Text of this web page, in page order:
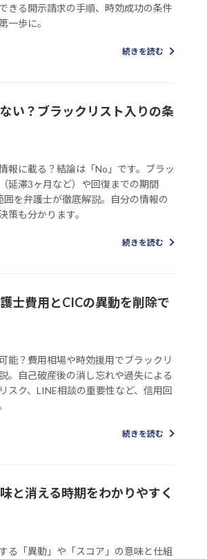
きる開示請求の手順、時効成功の条件
一歩に。
続きを読む
い？ブラックリスト入りの条
報に載る？結論は「No」です。ブラッ
延滞3ヶ月など）や回復までの期間
囲を弁護士が徹底解説。自分の情報の
策も分かります。
続きを読む
士費用とCICの異動を削除で
能？費用相場や時効援用でブラックリ
。自己破産後の消し忘れや過失による
スク、LINE相談の重要性など、信用回
続きを読む
と消える時期をわかりやすく
る「異動」や「スコア」の意味と仕組